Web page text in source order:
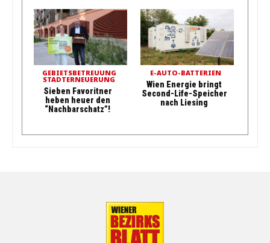
GEBIETSBETREUUNG
STADTERNEUERUNG
Sieben Favoritner
heben heuer den
“Nachbarschatz”!
E-AUTO-BATTERIEN
Wien Energie bringt
Second-Life-Speicher
nach Liesing